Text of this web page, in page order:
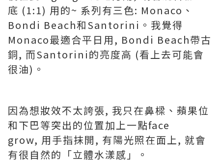
底 (1:1) 用的~ 系列有三色: Monaco、
Bondi Beach和Santorini。我覺得
Monaco最適合平日用, Bondi Beach帶古
銅, 而Santorini的亮度高 (看上去可能會
很油)。
因為想妝效不太誇張, 我只在鼻樑、蘋果位
和下巴等突出的位置加上一點face
grow, 用手指抹開, 有陽光照在面上, 就會
有很自然的「立體水漾感」。